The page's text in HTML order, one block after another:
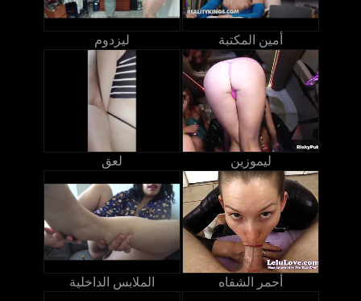
ليزدوم أمين المكتبة
لعق ليموزين
الملابس الداخلية أحمر الشفاه